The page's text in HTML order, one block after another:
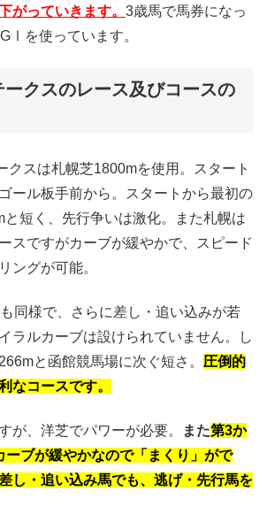
がっていきます。 3歳馬で馬券になっ
を使っています。
ークスのレース及びコースの
スは札幌芝1800mを使用。スタート
ール板手前から。スタートから最初の
と短く、先行争いは激化。また札幌は
スですがカーブが緩やかで、スピード
ングが可能。
同様で、さらに差し・追い込みが若
ラルカーブは設けられていません。し
と函館競馬場に次ぐ短さ。 圧倒的
なコースです。
が、洋芝でパワーが必要。 また第3か
ーブが緩やかなので「まくり」がで
し・追い込み馬でも、逃げ・先行馬を